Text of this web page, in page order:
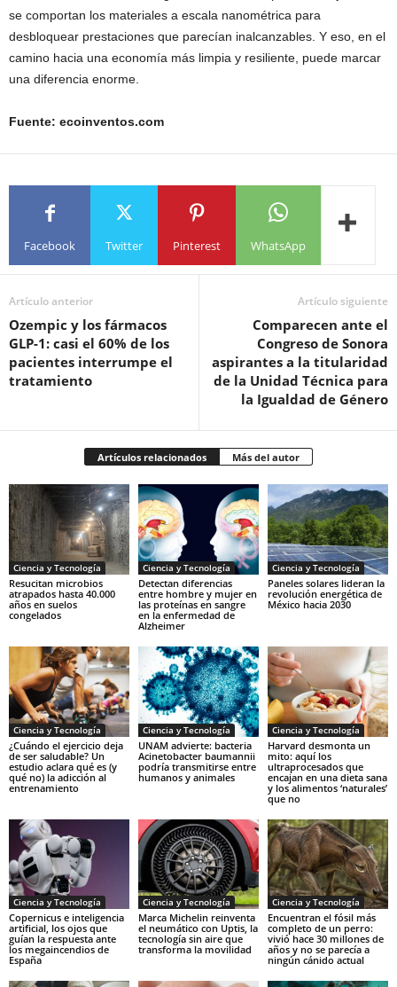
se comportan los materiales a escala nanométrica para
desbloquear prestaciones que parecían inalcanzables. Y eso, en el
camino hacia una economía más limpia y resiliente, puede marcar
una diferencia enorme.
Fuente: ecoinventos.com
Facebook Twitter Pinterest WhatsApp
Artículo anterior
Ozempic y los fármacos
GLP-1: casi el 60% de los
pacientes interrumpe el
tratamiento
Artículo siguiente
Comparecen ante el
Congreso de Sonora
aspirantes a la titularidad
de la Unidad Técnica para
la Igualdad de Género
Artículos relacionados Más del autor
Ciencia y Tecnología
Resucitan microbios
atrapados hasta 40.000
años en suelos
congelados
Ciencia y Tecnología
Detectan diferencias
entre hombre y mujer en
las proteínas en sangre
en la enfermedad de
Alzheimer
Ciencia y Tecnología
Paneles solares lideran la
revolución energética de
México hacia 2030
Ciencia y Tecnología
¿Cuándo el ejercicio deja
de ser saludable? Un
estudio aclara qué es (y
qué no) la adicción al
entrenamiento
Ciencia y Tecnología
UNAM advierte: bacteria
Acinetobacter baumannii
podría transmitirse entre
humanos y animales
Ciencia y Tecnología
Harvard desmonta un
mito: aquí los
ultraprocesados que
encajan en una dieta sana
y los alimentos ‘naturales’
que no
Ciencia y Tecnología
Copernicus e inteligencia
artificial, los ojos que
guían la respuesta ante
los megaincendios de
España
Ciencia y Tecnología
Marca Michelin reinventa
el neumático con Uptis, la
tecnología sin aire que
transforma la movilidad
Ciencia y Tecnología
Encuentran el fósil más
completo de un perro:
vivió hace 30 millones de
años y no se parecía a
ningún cánido actual